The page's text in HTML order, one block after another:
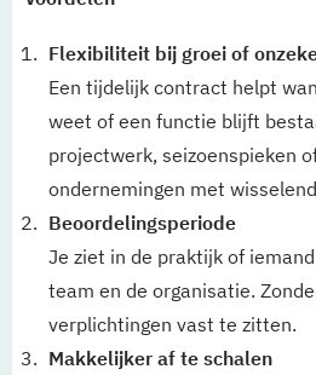
Flexibiliteit bij groei of
Een tijdelijk contract helpt
weet of een functie blijft
projectwerk, seizoenspieken
ondernemingen met
Beoordelingsperiode
Je ziet in de praktijk of
team en de organisatie.
verplichtingen vast te zitten.
Makkelijker af te schalen